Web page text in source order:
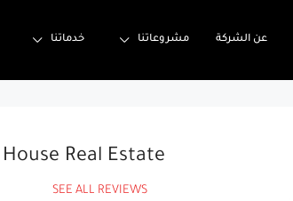
عن الشركة مشروعاتنا خدماتنا
Real Estate
SEE ALL REVIEWS